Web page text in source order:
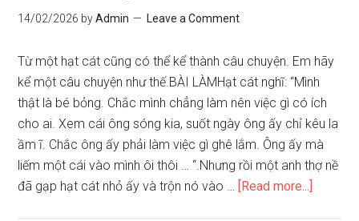
14/02/2026 byAdmin Leave a Comment
Từ một hạt cát cũng có thể kể thành câu chuyện. Em hãy
kể một câu chuyện như thế.BÀI LÀMHạt cát nghĩ: “Mình
thật là bé bỏng. Chắc mình chẳng làm nên việc gì có ích
cho ai. Xem cái ông sóng kia, suốt ngày ông ấy chỉ kêu la
ầm ĩ. Chắc ông ấy phải làm việc gì ghê lắm. Ông ấy mà
liếm một cái vào mình ôi thôi … “.Nhưng rồi một anh thợ nề
đã gạp hạt cát nhỏ ấy và trộn nó vào … [Read more...]